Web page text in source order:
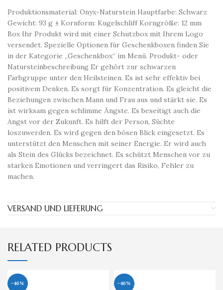
Produktionsmaterial: Onyx-Naturstein Hauptfarbe: Schwarz
Gewicht: 93 g ± Kornform: Kugelschliff Korngröße: 12 mm
Box Ihr Produkt wird mit einer Schutzbox mit Ihrem Logo
versendet. Spezielle Optionen für Geschenkboxen finden Sie
in der Kategorie „Geschenkbox“ im Menü. Produkt- oder
Natursteinbeschreibung Er gehört zur schwarzen
Farbgruppe unter den Heilsteinen. Es ist sehr effektiv bei
positivem Denken. Es sorgt für Konzentration. Es gleicht die
Beziehungen zwischen Mann und Frau aus und stärkt sie. Es
ist wirksam gegen schlimme Ängste. Es beseitigt auch die
Angst vor der Zukunft. Es hilft der Person, Süchte
loszuwerden. Es wird gegen den bösen Blick eingesetzt. Es
unterstützt den Menschen mit seiner Energie. Er wird auch
als Stein des Glücks bezeichnet. Es schützt Menschen vor zu
starken Emotionen und verringert das Risiko, Fehler zu
machen.
VERSAND UND LIEFERUNG
RELATED PRODUCTS
-46% -46%